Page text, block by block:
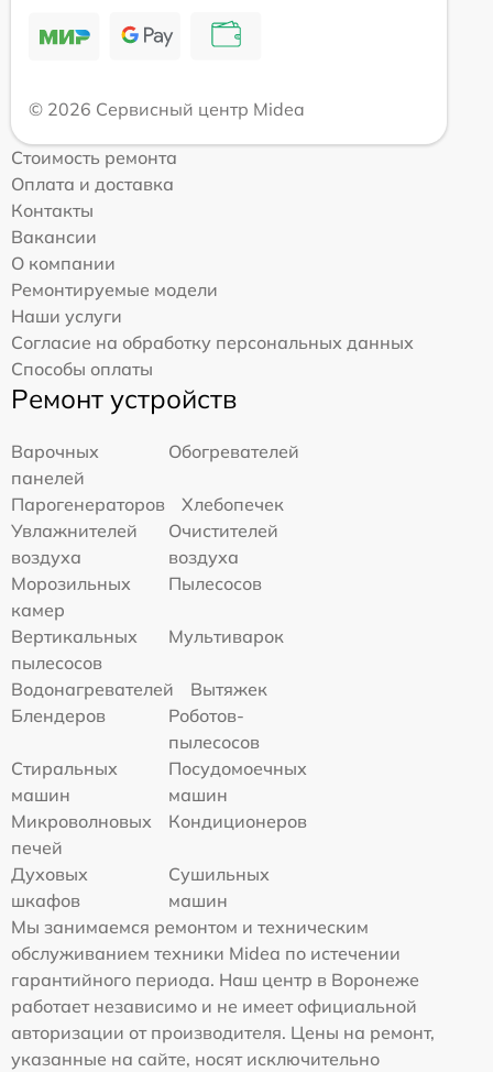
© 2026 Сервисный центр Midea
Стоимость ремонта
Оплата и доставка
Контакты
Вакансии
О компании
Ремонтируемые модели
Наши услуги
Согласие на обработку персональных данных
Способы оплаты
Ремонт устройств
Варочных
панелей
Обогревателей
Парогенераторов
Хлебопечек
Увлажнителей
воздуха
Очистителей
воздуха
Морозильных
камер
Пылесосов
Вертикальных
пылесосов
Мультиварок
Водонагревателей
Вытяжек
Блендеров
Роботов-
пылесосов
Стиральных
машин
Посудомоечных
машин
Микроволновых
печей
Кондиционеров
Духовых
шкафов
Сушильных
машин
Мы занимаемся ремонтом и техническим
обслуживанием техники Midea по истечении
гарантийного периода. Наш центр в Воронеже
работает независимо и не имеет официальной
авторизации от производителя. Цены на ремонт,
указанные на сайте, носят исключительно